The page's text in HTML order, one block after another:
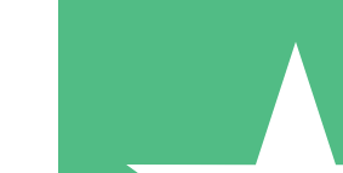
10 Download
20